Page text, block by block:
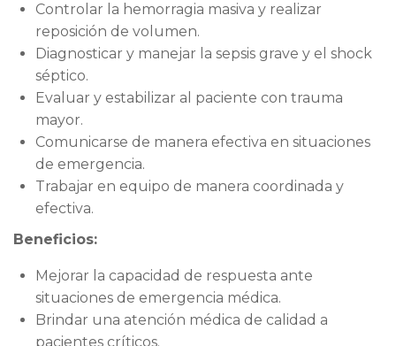
Controlar la hemorragia masiva y realizar
reposición de volumen.
Diagnosticar y manejar la sepsis grave y el shock
séptico.
Evaluar y estabilizar al paciente con trauma
mayor.
Comunicarse de manera efectiva en situaciones
de emergencia.
Trabajar en equipo de manera coordinada y
efectiva.
Beneficios:
Mejorar la capacidad de respuesta ante
situaciones de emergencia médica.
Brindar una atención médica de calidad a
pacientes críticos.